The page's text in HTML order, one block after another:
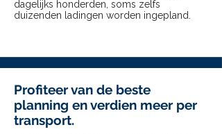
dagelijks honderden, soms zelfs
duizenden ladingen worden ingepland.
Profiteer van de beste
planning en verdien meer per
transport.